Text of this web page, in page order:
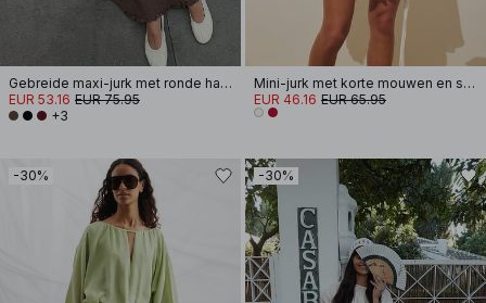
Gebreide maxi-jurk met ronde hals en ruches
EUR 53.16 EUR 75.95
+3
Mini-jurk met korte mouwen en strikceintuur
EUR 46.16 EUR 65.95
-30% -30%